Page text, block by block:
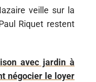
veille sur la
Riquet restent
avec jardin à
négocier le loyer